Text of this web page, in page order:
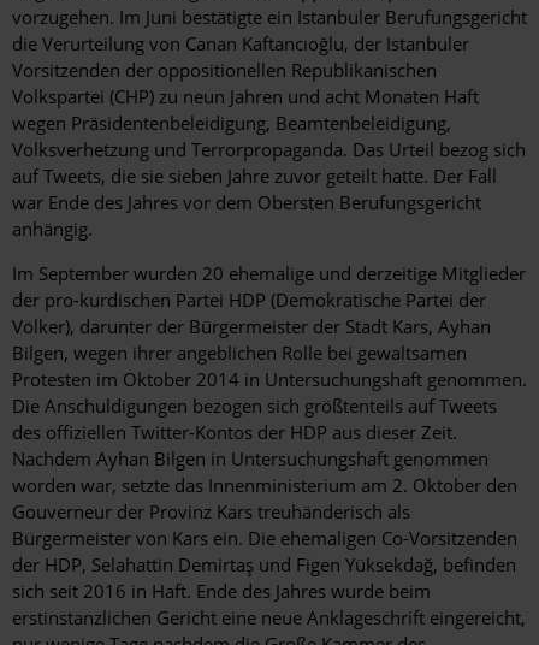
vorzugehen. Im Juni bestätigte ein Istanbuler Berufungsgericht
die Verurteilung von Canan Kaftancıoğlu, der Istanbuler
Vorsitzenden der oppositionellen Republikanischen
Volkspartei (CHP) zu neun Jahren und acht Monaten Haft
wegen Präsidentenbeleidigung, Beamtenbeleidigung,
Volksverhetzung und Terrorpropaganda. Das Urteil bezog sich
auf Tweets, die sie sieben Jahre zuvor geteilt hatte. Der Fall
war Ende des Jahres vor dem Obersten Berufungsgericht
anhängig.
Im September wurden 20 ehemalige und derzeitige Mitglieder
der pro-kurdischen Partei HDP (Demokratische Partei der
Völker), darunter der Bürgermeister der Stadt Kars, Ayhan
Bilgen, wegen ihrer angeblichen Rolle bei gewaltsamen
Protesten im Oktober 2014 in Untersuchungshaft genommen.
Die Anschuldigungen bezogen sich größtenteils auf Tweets
des offiziellen Twitter-Kontos der HDP aus dieser Zeit.
Nachdem Ayhan Bilgen in Untersuchungshaft genommen
worden war, setzte das Innenministerium am 2. Oktober den
Gouverneur der Provinz Kars treuhänderisch als
Bürgermeister von Kars ein. Die ehemaligen Co-Vorsitzenden
der HDP, Selahattin Demirtaş und Figen Yüksekdağ, befinden
sich seit 2016 in Haft. Ende des Jahres wurde beim
erstinstanzlichen Gericht eine neue Anklageschrift eingereicht,